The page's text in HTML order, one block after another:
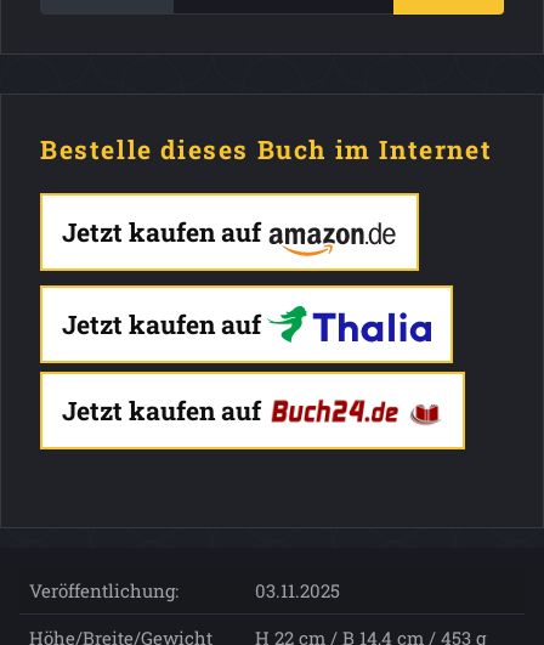
Bestelle dieses Buch im Internet
Jetzt kaufen auf
Jetzt kaufen auf
Jetzt kaufen auf
Veröffentlichung:
03.11.2025
Höhe/Breite/Gewicht
H 22 cm / B 14,4 cm / 453 g